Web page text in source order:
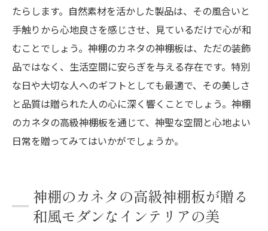
たらします。自然素材を活かした製品は、その風合いと
手触りから心地良さを感じさせ、見ているだけで心が和
むことでしょう。神棚のカネタの神棚板は、ただの装飾
品ではなく、生活空間に安らぎを与える存在です。特別
な日や大切な人へのギフトとしても最適で、その美しさ
と品質は贈られた人の心に深く響くことでしょう。神棚
のカネタの高級神棚板を通じて、神聖な空間と心地よい
日常を贈ってみてはいかがでしょうか。
神棚のカネタの高級神棚板が贈る
和風モダンなインテリアの美